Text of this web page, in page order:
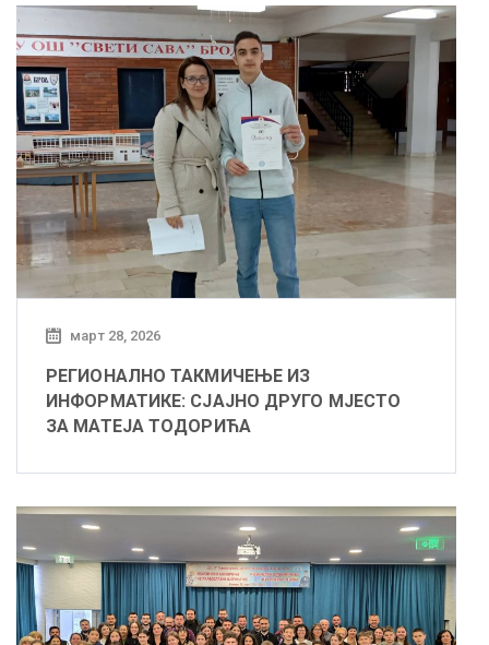
март 28, 2026
РЕГИОНАЛНО ТАКМИЧЕЊЕ ИЗ
ИНФОРМАТИКЕ: СЈАЈНО ДРУГО МЈЕСТО
ЗА МАТЕЈА ТОДОРИЋА